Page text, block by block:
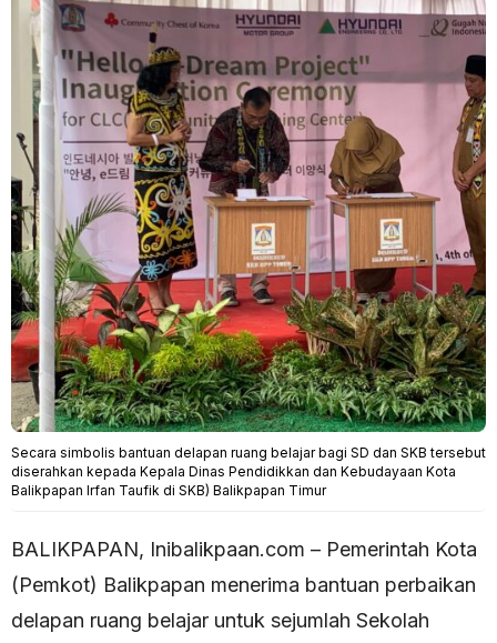
Secara simbolis bantuan delapan ruang belajar bagi SD dan SKB tersebut
diserahkan kepada Kepala Dinas Pendidikkan dan Kebudayaan Kota
Balikpapan Irfan Taufik di SKB) Balikpapan Timur
BALIKPAPAN, Inibalikpaan.com – Pemerintah Kota
(Pemkot) Balikpapan menerima bantuan perbaikan
delapan ruang belajar untuk sejumlah Sekolah